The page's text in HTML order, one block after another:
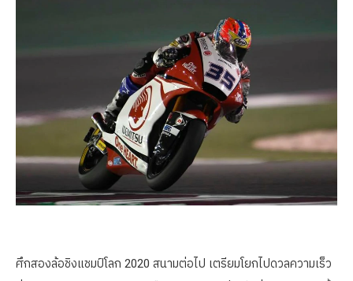
ศึกสองล้อชิงแชมป์โลก 2020 สนามต่อไป เตรียมโยกไปดวลความเร็ว